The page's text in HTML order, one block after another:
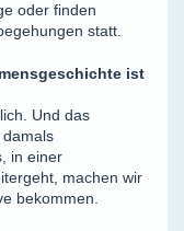
oder finden
statt.
ist
Und das
damals
in einer
machen wir
bekommen.